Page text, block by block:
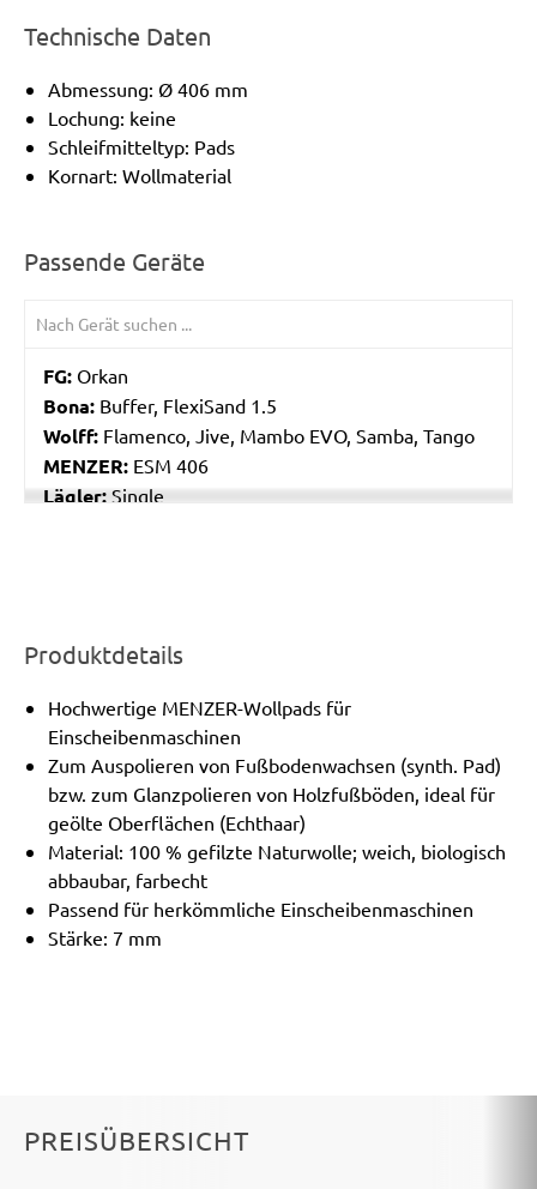
Technische Daten
Abmessung: Ø 406 mm
Lochung: keine
Schleifmitteltyp: Pads
Kornart: Wollmaterial
Passende Geräte
FG: Orkan
Bona: Buffer, FlexiSand 1.5
Wolff: Flamenco, Jive, Mambo EVO, Samba, Tango
MENZER: ESM 406
Lägler:Single
Produktdetails
Hochwertige MENZER-Wollpads für
Einscheibenmaschinen
Zum Auspolieren von Fußbodenwachsen (synth. Pad)
bzw. zum Glanzpolieren von Holzfußböden, ideal für
geölte Oberflächen (Echthaar)
Material: 100 % gefilzte Naturwolle; weich, biologisch
abbaubar, farbecht
Passend für herkömmliche Einscheibenmaschinen
Stärke: 7 mm
PREISÜBERSICHT